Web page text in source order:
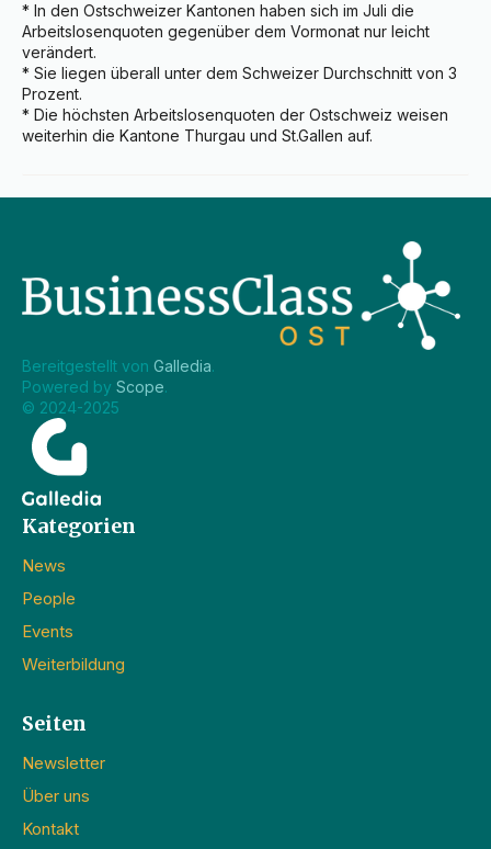
* In den Ostschweizer Kantonen haben sich im Juli die
Arbeitslosenquoten gegenüber dem Vormonat nur leicht
verändert.
* Sie liegen überall unter dem Schweizer Durchschnitt von 3
Prozent.
* Die höchsten Arbeitslosenquoten der Ostschweiz weisen
weiterhin die Kantone Thurgau und St.Gallen auf.
Bereitgestellt von Galledia.
Powered by Scope.
© 2024-2025
Kategorien
News
People
Events
Weiterbildung
Seiten
Newsletter
Über uns
Kontakt